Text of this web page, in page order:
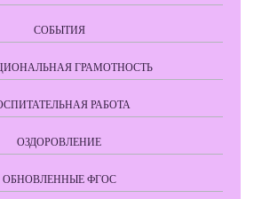
СОБЫТИЯ
ГРАМОТНОСТЬ
РАБОТА
ОЗДОРОВЛЕНИЕ
ОБНОВЛЕННЫЕ ФГОС